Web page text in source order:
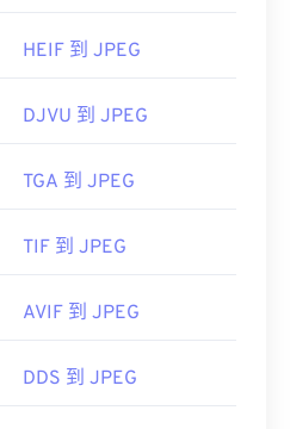
HEIF 到 JPEG
DJVU 到 JPEG
TGA 到 JPEG
TIF 到 JPEG
AVIF 到 JPEG
DDS 到 JPEG